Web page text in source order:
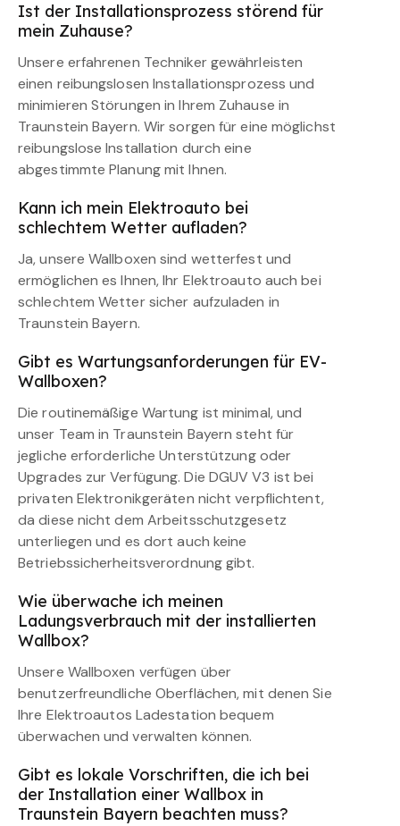
Ist der Installationsprozess störend für
mein Zuhause?
Unsere erfahrenen Techniker gewährleisten
einen reibungslosen Installationsprozess und
minimieren Störungen in Ihrem Zuhause in
Traunstein Bayern. Wir sorgen für eine möglichst
reibungslose Installation durch eine
abgestimmte Planung mit Ihnen.
Kann ich mein Elektroauto bei
schlechtem Wetter aufladen?
Ja, unsere Wallboxen sind wetterfest und
ermöglichen es Ihnen, Ihr Elektroauto auch bei
schlechtem Wetter sicher aufzuladen in
Traunstein Bayern.
Gibt es Wartungsanforderungen für EV-
Wallboxen?
Die routinemäßige Wartung ist minimal, und
unser Team in Traunstein Bayern steht für
jegliche erforderliche Unterstützung oder
Upgrades zur Verfügung. Die DGUV V3 ist bei
privaten Elektronikgeräten nicht verpflichtent,
da diese nicht dem Arbeitsschutzgesetz
unterliegen und es dort auch keine
Betriebssicherheitsverordnung gibt.
Wie überwache ich meinen
Ladungsverbrauch mit der installierten
Wallbox?
Unsere Wallboxen verfügen über
benutzerfreundliche Oberflächen, mit denen Sie
Ihre Elektroautos Ladestation bequem
überwachen und verwalten können.
Gibt es lokale Vorschriften, die ich bei
der Installation einer Wallbox in
Traunstein Bayern beachten muss?